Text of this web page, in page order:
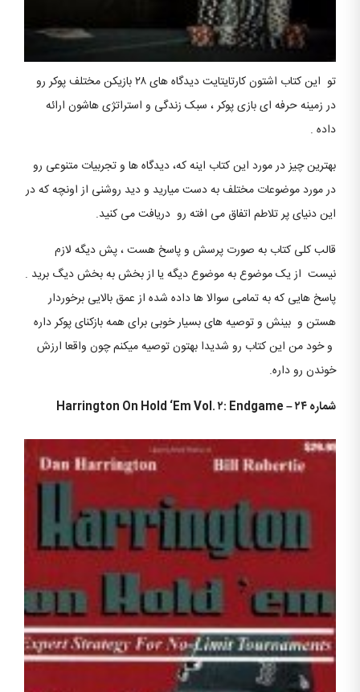
تو این کتاب اشتون کارتایتایت دیدگاه های ۲۸ بازیکن مختلف پوکر رو
در زمینه حرفه ای بازی پوکر ، سبک زندگی و استراتژی هاشون ارائه
داده .
بهترین چیز در مورد این کتاب اینه که، دیدگاه ها و تجربیات متنوعی رو
در مورد موضوعات مختلف به دست میارید و دید روشنی از اونچه که در
این دنیای پر تلاطم اتفاق می افته رو دریافت می کنید.
قالب کلی کتاب به صورت پرسش و پاسخ هست ، پش دیگه لازم
نیست از یک موضوع به موضوع دیگه یا از بخش به بخش دیگ برید .
پاسخ هایی که به تمامی سوالا ها داده شده از عمق بالایی برخوردار
هستن و بینش و توصیه های بسیار خوبی برای همه بازکنای پوکر داره
و خود من این کتاب رو شدیدا بهتون توصیه میکنم چون واقعا ارزش
خوندن رو داره.
شماره ۲۴ –
Harrington On Hold ‘Em Vol. ۲: Endgame